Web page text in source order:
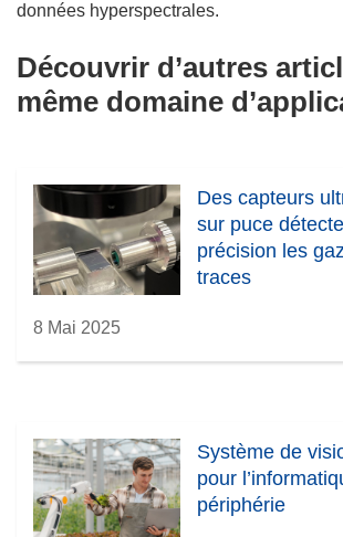
données hyperspectrales.
Découvrir d’autres
même domaine
Des capteurs
sur puce
précision les
traces
8 Mai 2025
Système de
pour
périphérie